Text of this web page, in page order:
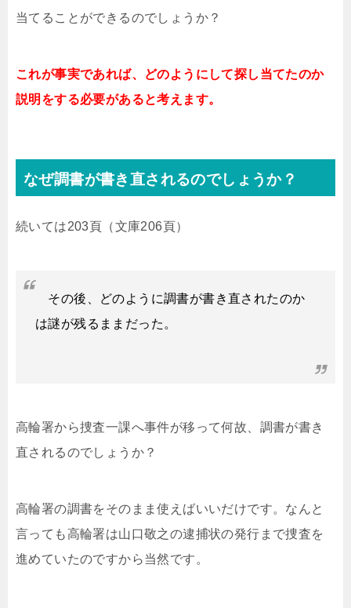
当てることができるのでしょうか？
これが事実であれば、どのようにして探し当てたのか
説明をする必要があると考えます。
なぜ調書が書き直されるのでしょうか？
続いては203頁（文庫206頁）
その後、どのように調書が書き直されたのか
は謎が残るままだった。
高輪署から捜査一課へ事件が移って何故、調書が書き
直されるのでしょうか？
高輪署の調書をそのまま使えばいいだけです。なんと
言っても高輪署は山口敬之の逮捕状の発行まで捜査を
進めていたのですから当然です。